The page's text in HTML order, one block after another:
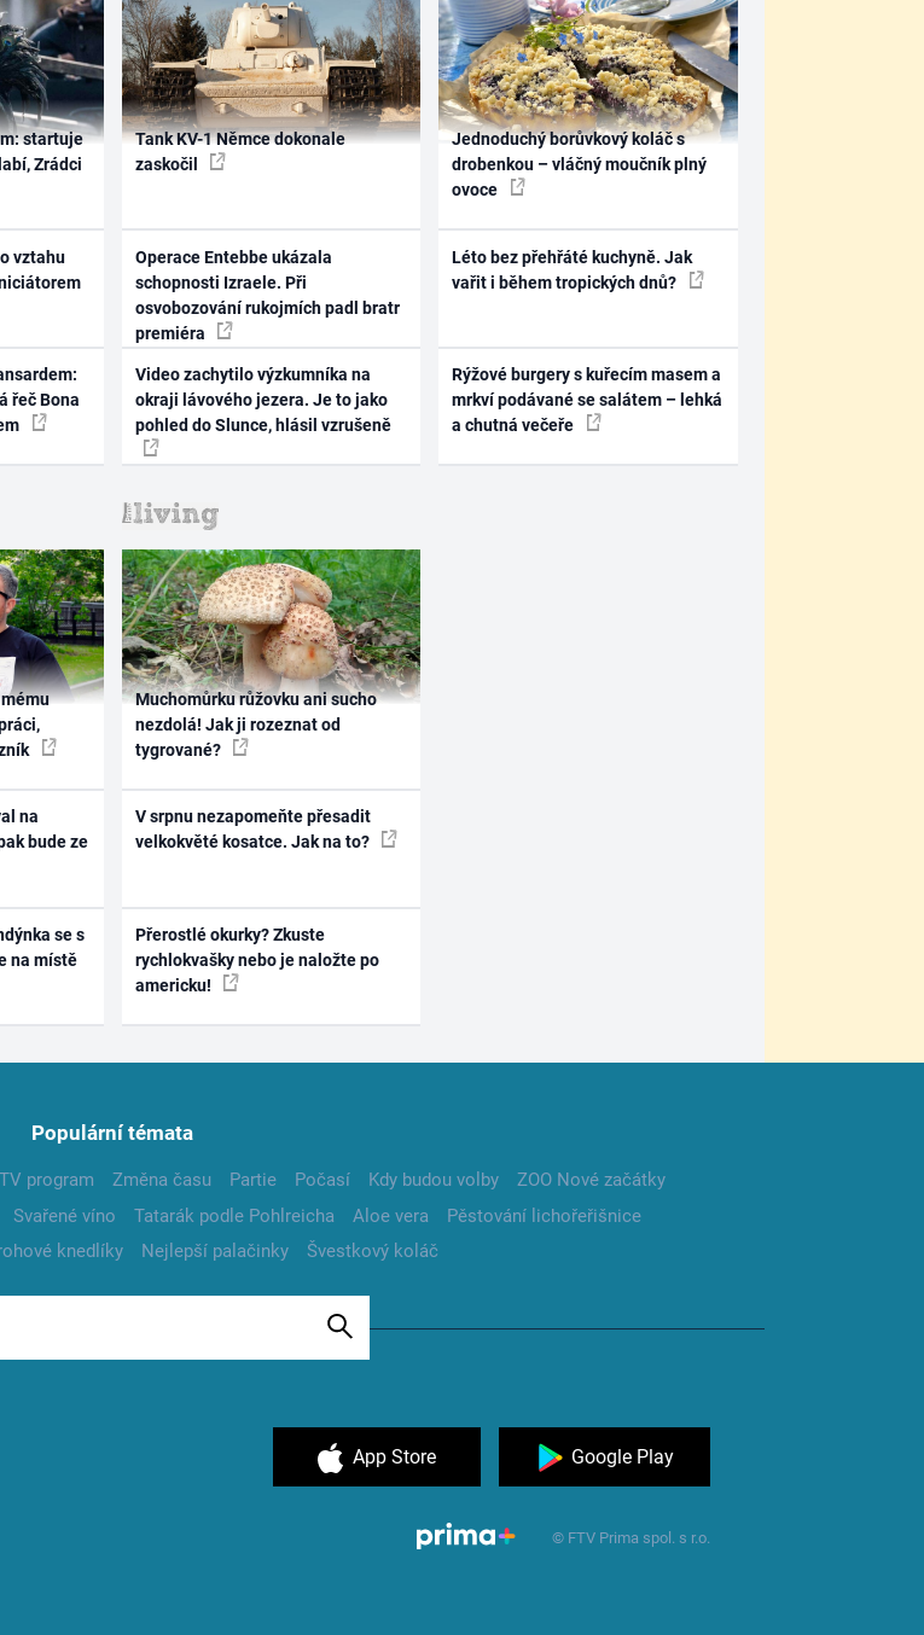
startuje
Zrádci
vztahu
řeč Bona
Tank KV-1 Němce dokonale
zaskočil
Operace Entebbe ukázala
schopnosti Izraele. Při
osvobozování rukojmích padl bratr
premiéra
Video zachytilo výzkumníka na
okraji lávového jezera. Je to jako
pohled do Slunce, hlásil vzrušeně
Jednoduchý borůvkový koláč s
drobenkou – vláčný moučník plný
ovoce
Léto bez přehřáté kuchyně. Jak
vařit i během tropických dnů?
Rýžové burgery s kuřecím masem a
mrkví podávané se salátem – lehká
a chutná večeře
na
bude ze
se s
na místě
Muchomůrku růžovku ani sucho
nezdolá! Jak ji rozeznat od
tygrované?
V srpnu nezapomeňte přesadit
velkokvěté kosatce. Jak na to?
Přerostlé okurky? Zkuste
rychlokvašky nebo je naložte po
americku!
Populární témata
TV program Změna času Partie Počasí Kdy budou volby
ZOO Nové začátky
Svařené víno Tatarák podle Pohlreicha Aloe vera
Pěstování lichořeřišnice
knedlíky Nejlepší palačinky Švestkový koláč
App Store Google Play
© FTV Prima spol. s r.o.